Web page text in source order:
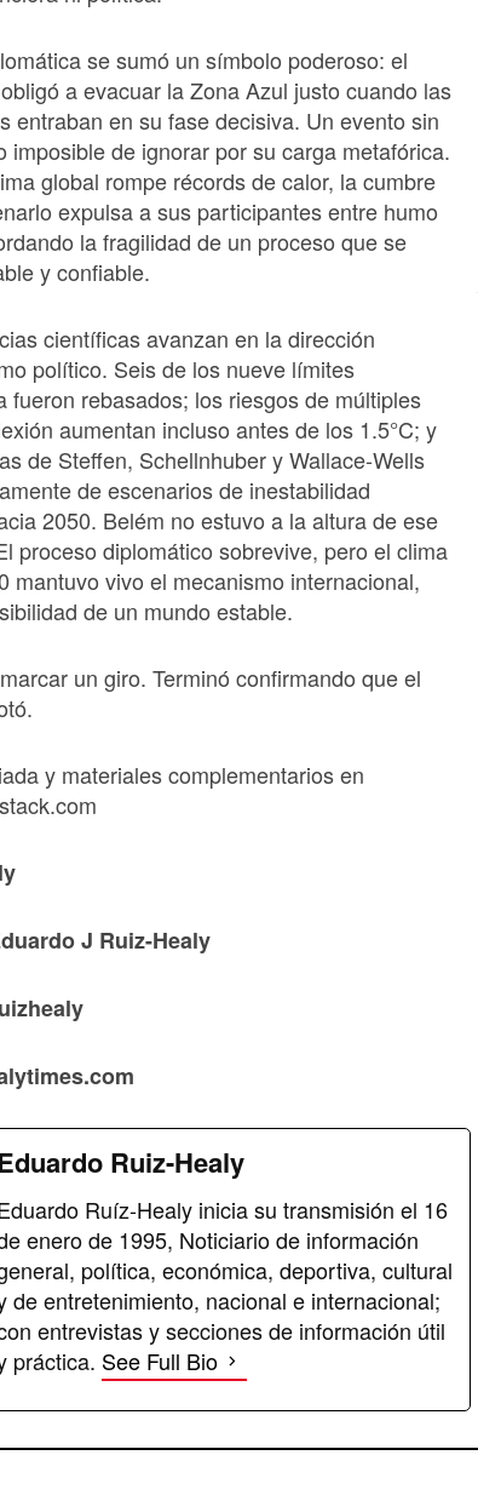
se sumó un símbolo poderoso: el
a evacuar la Zona Azul justo cuando las
entraban en su fase decisiva. Un evento sin
imposible de ignorar por su carga metafórica.
global rompe récords de calor, la cumbre
expulsa a sus participantes entre humo
la fragilidad de un proceso que se
y confiable.
científicas avanzan en la dirección
político. Seis de los nueve límites
fueron rebasados; los riesgos de múltiples
aumentan incluso antes de los 1.5°C; y
de Steffen, Schellnhuber y Wallace-Wells
de escenarios de inestabilidad
2050. Belém no estuvo a la altura de ese
proceso diplomático sobrevive, pero el clima
mantuvo vivo el mecanismo internacional,
de un mundo estable.
un giro. Terminó confirmando que el
y materiales complementarios en
J Ruiz-Healy
Ruiz-Healy
Ruíz-Healy inicia su transmisión el 16
enero de 1995, Noticiario de información
política, económica, deportiva, cultural
de entretenimiento, nacional e internacional;
entrevistas y secciones de información útil
práctica. See Full Bio